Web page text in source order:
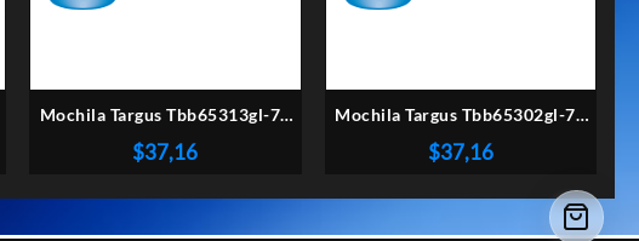
Mochila Targus Tbb65313gl-70
Octave Iii 15,6″ 22l Papyrus
$37,16
Mochila Targus Tbb65302gl-70
Octave Iii 15,6″ 23l Celeste
$37,16